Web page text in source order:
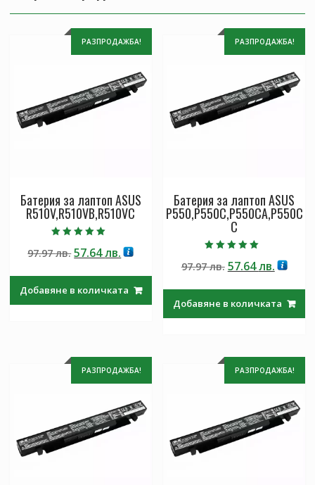
РАЗПРОДАЖБА!
Батерия за лаптоп ASUS
R510V,R510VB,R510VC
5.00
от 5
97.97лв.Original
97.97 лв..
57.64лв.Текущата
57.64 лв..
Добавяне в количката
РАЗПРОДАЖБА!
Батерия за лаптоп ASUS
P550,P550C,P550CA,P550C
C
5.00
от 5
97.97лв. Original
97.97 лв..
57.64лв.
57.64
Добавяне в количката
РАЗПРОДАЖБА! РАЗПРОДАЖБА!